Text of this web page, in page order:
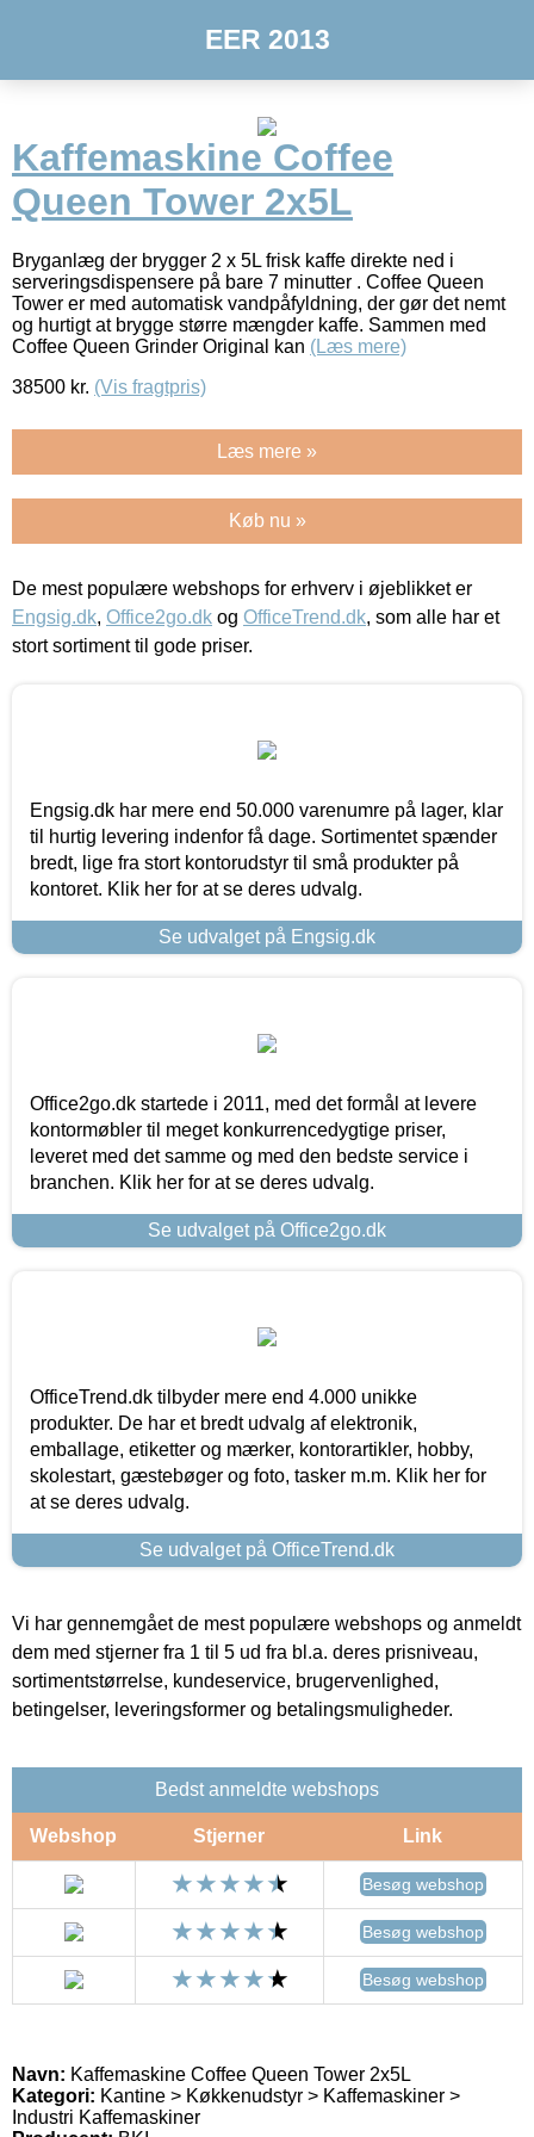
EER 2013
Kaffemaskine Coffee
Queen Tower 2x5L
Bryganlæg der brygger 2 x 5L frisk kaffe direkte ned i
serveringsdispensere på bare 7 minutter . Coffee Queen
Tower er med automatisk vandpåfyldning, der gør det nemt
og hurtigt at brygge større mængder kaffe. Sammen med
Coffee Queen Grinder Original kan (Læs mere)
38500 kr. (Vis fragtpris)
Læs mere »
Køb nu »
De mest populære webshops for erhverv i øjeblikket er
Engsig.dk, Office2go.dk og OfficeTrend.dk, som alle har et
stort sortiment til gode priser.
Engsig.dk har mere end 50.000 varenumre på lager, klar
til hurtig levering indenfor få dage. Sortimentet spænder
bredt, lige fra stort kontorudstyr til små produkter på
kontoret. Klik her for at se deres udvalg.
Se udvalget på Engsig.dk
Office2go.dk startede i 2011, med det formål at levere
kontormøbler til meget konkurrencedygtige priser,
leveret med det samme og med den bedste service i
branchen. Klik her for at se deres udvalg.
Se udvalget på Office2go.dk
OfficeTrend.dk tilbyder mere end 4.000 unikke
produkter. De har et bredt udvalg af elektronik,
emballage, etiketter og mærker, kontorartikler, hobby,
skolestart, gæstebøger og foto, tasker m.m. Klik her for
at se deres udvalg.
Se udvalget på OfficeTrend.dk
Vi har gennemgået de mest populære webshops og anmeldt
dem med stjerner fra 1 til 5 ud fra bl.a. deres prisniveau,
sortimentstørrelse, kundeservice, brugervenlighed,
betingelser, leveringsformer og betalingsmuligheder.
Bedst anmeldte webshops
Webshop Stjerner Link
Besøg webshop
Besøg webshop
Besøg webshop
Navn: Kaffemaskine Coffee Queen Tower 2x5L
Kategori: Kantine > Køkkenudstyr > Kaffemaskiner >
Industri Kaffemaskiner